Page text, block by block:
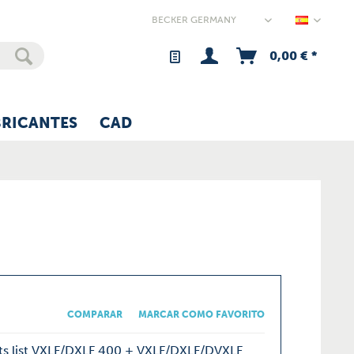
0,00 € *
CAD
COMPARAR MARCAR COMO FAVORITO
list VXLF/DXLF 400 + VXLF/DXLF/DVXLF